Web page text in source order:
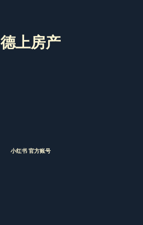
德上房产
小红书 官方账号